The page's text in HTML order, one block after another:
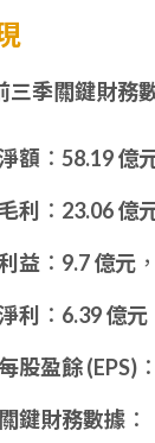
三季關鍵財務
額 ： 58.19 億
利
： 23.06 億
益 ： 9.7 億元
利
： 6.39 億元
股盈餘 (EPS) ：
鍵財務數據 ：